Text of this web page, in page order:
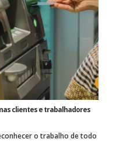
clientes e trabalhadores
o trabalho de todo